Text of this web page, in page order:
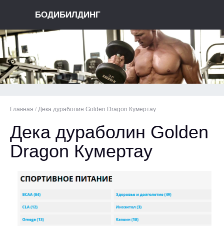
БОДИБИЛДИНГ
Главная / Дека дураболин Golden Dragon Кумертау
Дека дураболин Golden
Dragon Кумертау